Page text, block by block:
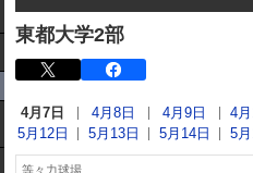
東都大学2部
4月7日 4月8日 4月9日 4
5月12日
5月13日 5月14日 5
等々力球場